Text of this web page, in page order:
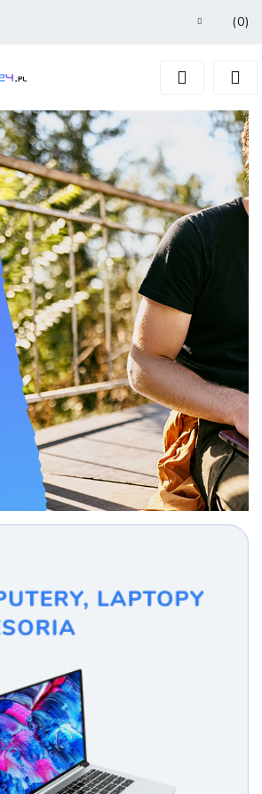
Zarejestruj się
Dodaj zgłoszenie
(0)